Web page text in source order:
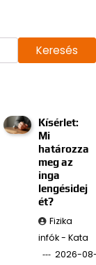
Keresés
Kísérlet:
Mi
határozza
meg az
inga
lengésidej
ét?
Fizika
infók - Kata
2026-